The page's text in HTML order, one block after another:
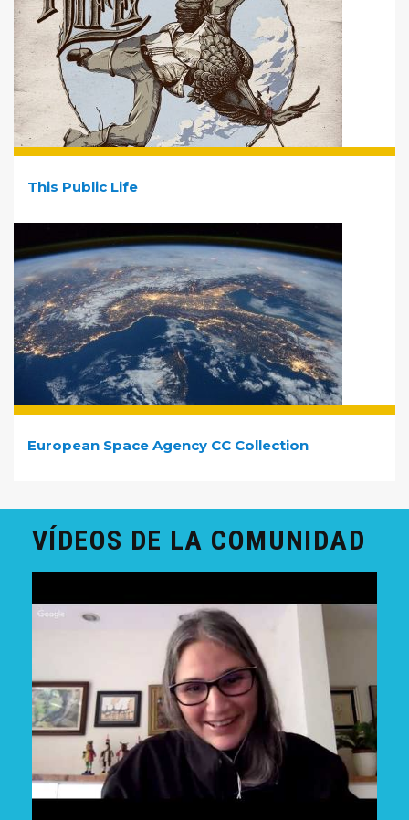
This Public Life
European Space Agency CC Collection
VÍDEOS DE LA COMUNIDAD